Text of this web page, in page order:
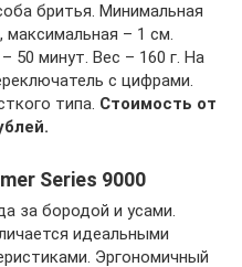
бритья. Минимальная
– 1 см.
50 минут. Вес – 160 г. На
с цифрами.
типа. Стоимость от
Series 9000
за бородой и усами.
идеальными
Эргономичный